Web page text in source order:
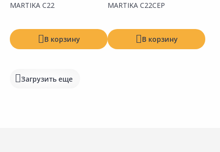
MARTIKA С22
В корзину
MARTIKA С22СЕР
В корзину
Загрузить еще